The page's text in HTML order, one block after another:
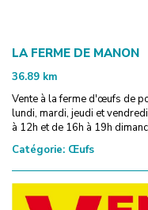
LA FERME DE MANON
36.89 km
Vente à la ferme d'œufs de
lundi, mardi, jeudi et
à 12h et de 16h à 19h
Catégorie: Œufs